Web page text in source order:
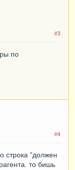
#3
по
#4
строка "должен
то бишь